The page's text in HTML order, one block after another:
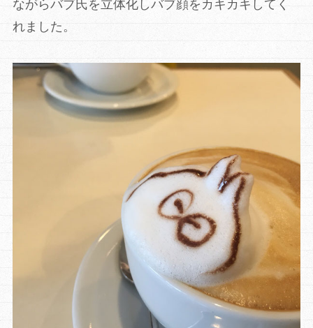
ながらバブ氏を立体化しバブ顔をカキカキしてく
れました。